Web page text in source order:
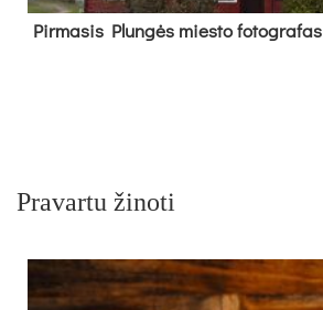
Pir­ma­sis Plun­gės mies­to fo­tog­ra­fas
Pravartu žinoti